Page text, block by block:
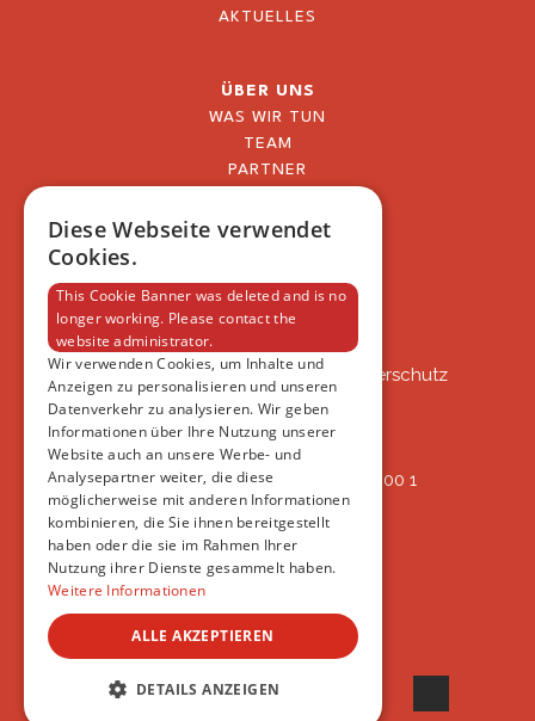
AKTUELLES
ÜBER UNS
WAS WIR TUN
TEAM
PARTNER
FAQ
VSAT
VSAT - Verein Schweizer Auslandtierschutz
Oberlangnauerstrasse 13b
9562 Märwil
IBAN: CH82 00 78 4297 8786 7200 1
ERREICHBAR
AB 17:45
+41 44 594 66 25
© 2022 VSAT
Diese Webseite verwendet
Cookies.
This Cookie Banner was deleted and is no
longer working. Please contact the
website administrator.
Wir verwenden Cookies, um Inhalte und
Anzeigen zu personalisieren und unseren
Datenverkehr zu analysieren. Wir geben
Informationen über Ihre Nutzung unserer
Website auch an unsere Werbe- und
Analysepartner weiter, die diese
möglicherweise mit anderen Informationen
kombinieren, die Sie ihnen bereitgestellt
haben oder die sie im Rahmen Ihrer
Nutzung ihrer Dienste gesammelt haben.
Weitere Informationen
ALLE AKZEPTIEREN
DETAILS ANZEIGEN